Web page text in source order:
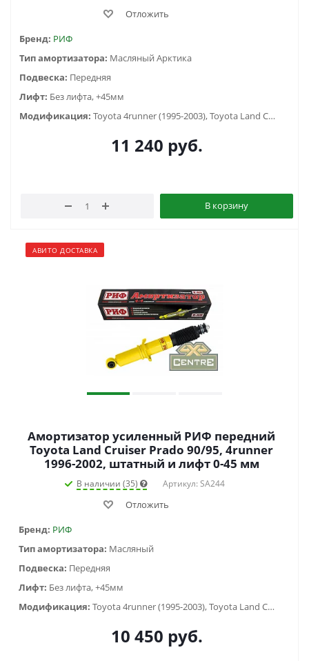
Отложить
Бренд: РИФ
Тип амортизатора: Масляный Арктика
Подвеска: Передняя
Лифт: Без лифта, +45мм
Модификация:
Toyota 4runner (1995-2003), Toyota Land Cruiser Prado 90/95 (1996-2002)
11 240 руб.
В корзину
АВИТО ДОСТАВКА
Амортизатор усиленный РИФ передний
Toyota Land Cruiser Prado 90/95, 4runner
1996-2002, штатный и лифт 0-45 мм
В наличии (35) Артикул: SA244
Отложить
Бренд: РИФ
Тип амортизатора: Масляный
Подвеска: Передняя
Лифт: Без лифта, +45мм
Модификация:
Toyota 4runner (1995-2003), Toyota Land Cruiser Prado 90/95 (1996-2002)
10 450 руб.